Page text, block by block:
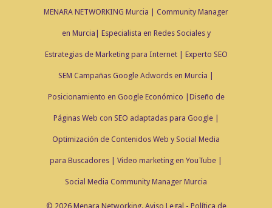
MENARA NETWORKING Murcia | Community Manager
en Murcia| Especialista en Redes Sociales y
Estrategias de Marketing para Internet | Experto SEO
SEM Campañas Google Adwords en Murcia |
Posicionamiento en Google Económico |Diseño de
Páginas Web con SEO adaptadas para Google |
Optimización de Contenidos Web y Social Media
para Buscadores | Video marketing en YouTube |
Social Media Community Manager Murcia
© 2026 Menara Networking. Aviso Legal - Política de